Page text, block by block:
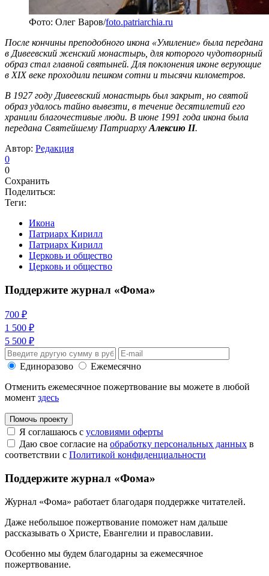
Фото: Олег Варов/foto.patriarchia.ru
После кончины преподобного икона «Умиление» была передана
в Дивеевский женский монастырь, для которого чудотворный
образ стал главной святыней. Для поклонения иконе верующие
в XIX веке проходили пешком сотни и тысячи километров.
В 1927 году Дивеевский монастырь был закрыт, но святой
образ удалось тайно вывезти, в течение десятилетий его
хранили благочестивые люди. В июне 1991 года икона была
передана Святейшему Патриарху Алексию II.
Автор: Редакция
0
0
Сохранить
Поделиться:
Теги:
Икона
Патриарх Кирилл
Патриарх Кирилл
Церковь и общество
Церковь и общество
Поддержите журнал «Фома»
700 ₽
1 500 ₽
5 500 ₽
Единоразово
Ежемесячно
Отменить ежемесячное пожертвование вы можете в любой
момент здесь
Помочь проекту
Я соглашаюсь с условиями оферты
Даю свое согласие на обработку персональных данных в
соответствии с Политикой конфиденциальности
Поддержите журнал «Фома»
Журнал «Фома» работает благодаря поддержке читателей.
Даже небольшое пожертвование поможет нам дальше
рассказывать о Христе, Евангелии и православии.
Особенно мы будем благодарны за ежемесячное
пожертвование.